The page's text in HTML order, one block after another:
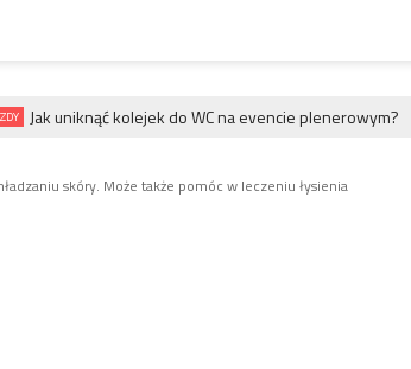
Jak uniknąć kolejek do WC na evencie plenerowym?
skóry. Może także pomóc w leczeniu łysienia